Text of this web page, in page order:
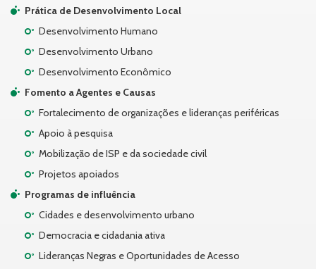
Prática de Desenvolvimento Local
Desenvolvimento Humano
Desenvolvimento Urbano
Desenvolvimento Econômico
Fomento a Agentes e Causas
Fortalecimento de organizações e lideranças periféricas
Apoio à pesquisa
Mobilização de ISP e da sociedade civil
Projetos apoiados
Programas de influência
Cidades e desenvolvimento urbano
Democracia e cidadania ativa
Lideranças Negras e Oportunidades de Acesso